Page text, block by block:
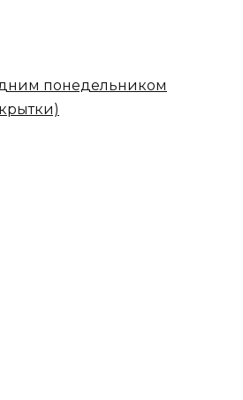
понедельником